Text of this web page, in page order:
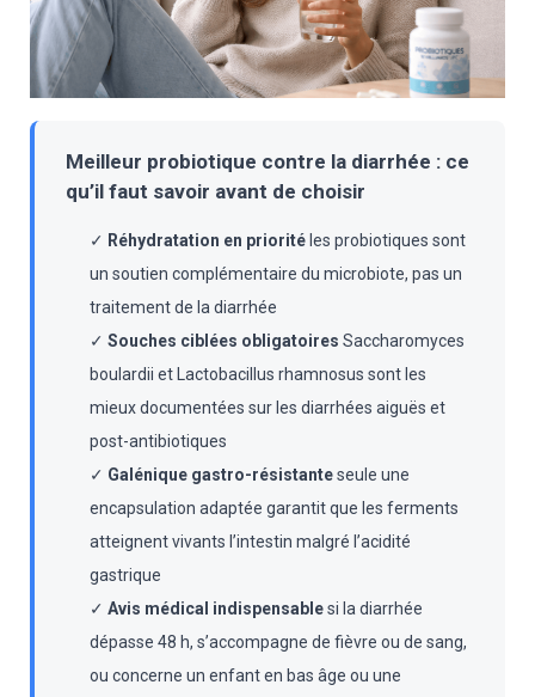
Meilleur probiotique contre la diarrhée : ce
qu’il faut savoir avant de choisir
✓ Réhydratation en priorité les probiotiques sont
un soutien complémentaire du microbiote, pas un
traitement de la diarrhée
✓ Souches ciblées obligatoires Saccharomyces
boulardii et Lactobacillus rhamnosus sont les
mieux documentées sur les diarrhées aiguës et
post-antibiotiques
✓ Galénique gastro-résistanteseule une
encapsulation adaptée garantit que les ferments
atteignent vivants l’intestin malgré l’acidité
gastrique
✓ Avis médical indispensablesi la diarrhée
dépasse 48 h, s’accompagne de fièvre ou de sang,
ou concerne un enfant en bas âge ou une